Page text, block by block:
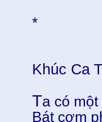
*
Khúc Ca
Ta có
Bát cơm